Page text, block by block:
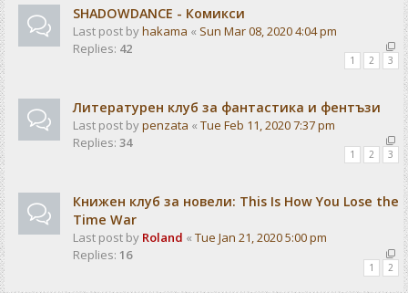
SHADOWDANCE - Комикси
Last post byhakama « Sun Mar 08, 2020 4:04 pm
Replies: 42
1 2 3
Литературен клуб за фантастика и фентъзи
Last post bypenzata « Tue Feb 11, 2020 7:37 pm
Replies: 34
1 2 3
Книжен клуб за новели: This Is How You Lose the
Time War
Last post by Roland « Tue Jan 21, 2020 5:00 pm
Replies: 16
1 2